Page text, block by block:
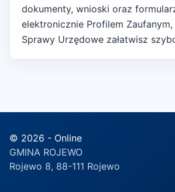
dokumenty, wnioski oraz
elektronicznie Profilem
Sprawy Urzędowe załatwisz
© 2026 - Online
GMINA ROJEWO
Rojewo 8, 88-111 Rojewo